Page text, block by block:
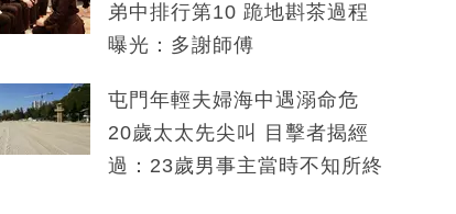
弟中排行第10 跪地斟茶過程
曝光：多謝師傅
屯門年輕夫婦海中遇溺命危
20歲太太先尖叫 目擊者揭經
過：23歲男事主當時不知所終